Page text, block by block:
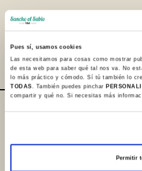
Pues sí, usamos cookies
Las necesitamos para cosas como mostrar
de esta web para saber qué tal nos va. No
lo más práctico y cómodo. Sí tú también lo
TODAS . También puedes pinchar
compartir y qué no. Si necesitas más
Permitir
Compartir
+34 945 253932